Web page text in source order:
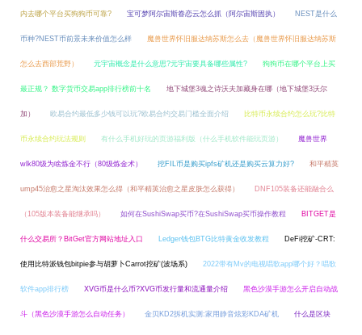
内去哪个平台买狗狗币可靠? 宝可梦阿尔宙斯眷恋云怎么抓（阿尔宙斯固执） NEST是什么
币种?NEST币前景未来价值怎么样 魔兽世界怀旧服达纳苏斯怎么去（魔兽世界怀旧服达纳苏斯
怎么去西部荒野） 元宇宙概念是什么意思?元宇宙要具备哪些属性? 狗狗币在哪个平台上买
最正规？ 数字货币交易app排行榜前十名 地下城堡3魂之诗沃夫加藏身在哪（地下城堡3沃尔
加） 欧易合约最低多少钱可以玩?欧易合约交易门槛全面介绍 比特币永续合约怎么玩?比特
币永续合约玩法规则 有什么手机好玩的页游福利版（什么手机软件能玩页游） 魔兽世界
wlk80级为啥炼金不行（80级炼金术） 挖FIL币是购买ipfs矿机还是购买云算力好? 和平精英
ump45治愈之星淘汰效果怎么得（和平精英治愈之星皮肤怎么获得） DNF105装备还能融合么
（105版本装备能继承吗） 如何在SushiSwap买币?在SushiSwap买币操作教程 BITGET是
什么交易所？BitGet官方网站地址入口 Ledger钱包BTG比特黄金收发教程 DeFi挖矿-CRT:
使用比特派钱包bitpie参与胡萝卜Carrot挖矿(波场系) 2022带有Mv的电视唱歌app哪个好？唱歌
软件app排行榜 XVG币是什么币?XVG币发行量和流通量介绍 黑色沙漠手游怎么开启自动战
斗（黑色沙漠手游怎么自动任务） 金贝KD2拆机实测:家用静音炫彩KDA矿机 什么是区块